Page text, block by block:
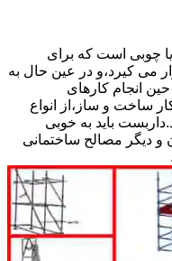
چوبی است که برای
می کیرد،و در عین حال به
انجام کارهای
ساخت و ساز،از انواع
باید به خوبی
و دیگر مصالح ساختمانی